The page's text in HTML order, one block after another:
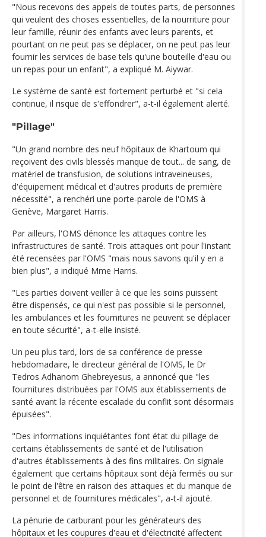
"Nous recevons des appels de toutes parts, de personnes
qui veulent des choses essentielles, de la nourriture pour
leur famille, réunir des enfants avec leurs parents, et
pourtant on ne peut pas se déplacer, on ne peut pas leur
fournir les services de base tels qu'une bouteille d'eau ou
un repas pour un enfant", a expliqué M. Aiywar.
Le système de santé est fortement perturbé et "si cela
continue, il risque de s'effondrer", a-t-il également alerté.
"Pillage"
"Un grand nombre des neuf hôpitaux de Khartoum qui
reçoivent des civils blessés manque de tout... de sang, de
matériel de transfusion, de solutions intraveineuses,
d'équipement médical et d'autres produits de première
nécessité", a renchéri une porte-parole de l'OMS à
Genève, Margaret Harris.
Par ailleurs, l'OMS dénonce les attaques contre les
infrastructures de santé. Trois attaques ont pour l'instant
été recensées par l'OMS "mais nous savons qu'il y en a
bien plus", a indiqué Mme Harris.
"Les parties doivent veiller à ce que les soins puissent
être dispensés, ce qui n'est pas possible si le personnel,
les ambulances et les fournitures ne peuvent se déplacer
en toute sécurité", a-t-elle insisté.
Un peu plus tard, lors de sa conférence de presse
hebdomadaire, le directeur général de l'OMS, le Dr
Tedros Adhanom Ghebreyesus, a annoncé que "les
fournitures distribuées par l'OMS aux établissements de
santé avant la récente escalade du conflit sont désormais
épuisées".
"Des informations inquiétantes font état du pillage de
certains établissements de santé et de l'utilisation
d'autres établissements à des fins militaires. On signale
également que certains hôpitaux sont déjà fermés ou sur
le point de l'être en raison des attaques et du manque de
personnel et de fournitures médicales", a-t-il ajouté.
La pénurie de carburant pour les générateurs des
hôpitaux et les coupures d'eau et d'électricité affectent